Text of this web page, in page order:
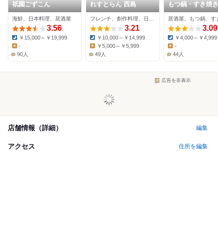
祇園ごずこん
海鮮、日本料理、居酒屋
3.56
Dinner:
￥15,000～￥19,999
Lunch:
-
90人
れすとらん 西島
3.21
Dinner:
￥10,000～￥14,999
Lunch:
￥5,000～￥5,999
49人
もつ鍋・すき焼
っしん
居酒屋、もつ鍋、す
3.09
Dinner:
￥4,000～￥4,999
Lunch:
-
44人
広告を非表示
店舗情報（詳細） 編集
アクセス 住所を編集